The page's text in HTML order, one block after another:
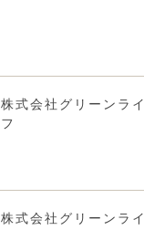
株式会社グリーンライ
フ
株式会社グリーンライ